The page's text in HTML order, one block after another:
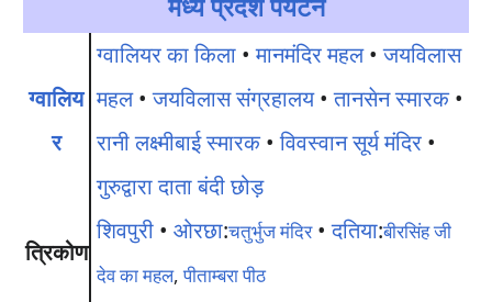
मध्य प्रदेश पर्यटन
ग्वालिय
र
ग्वालियर का किला •मानमंदिर महल•जयविलास
महल•जयविलास संग्रहालय•तानसेन स्मारक•
रानी लक्ष्मीबाई स्मारक•विवस्वान सूर्य मंदिर •
गुरुद्वारा दाता बंदी छोड़
त्रिकोण
शिवपुरी • ओरछा:चतुर्भुज मंदिर•दतिया:बीरसिंह जी
देव का महल,पीताम्बरा पीठ